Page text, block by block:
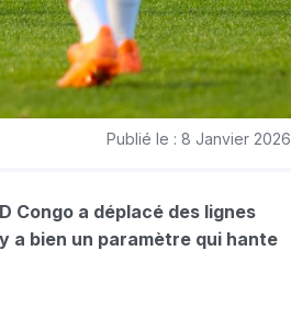
Publié le : 8 Janvier 2026
Congo a déplacé des lignes
a bien un paramètre qui hante